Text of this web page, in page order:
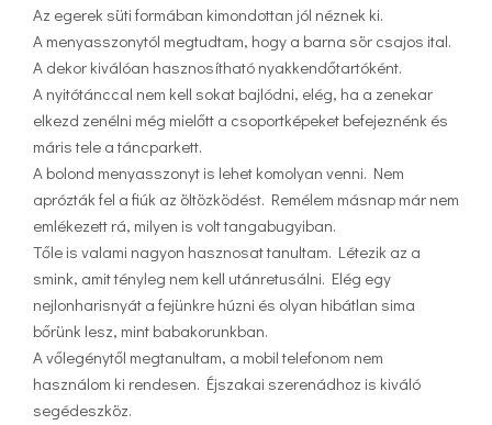
Az egerek süti formában kimondottan jól néznek ki.
A menyasszonytól megtudtam, hogy a barna sör csajos ital.
A dekor kiválóan hasznosítható nyakkendőtartóként.
A nyitótánccal nem kell sokat bajlódni, elég, ha a zenekar
elkezd zenélni még mielőtt a csoportképeket befejeznénk és
máris tele a táncparkett.
A bolond menyasszonyt is lehet komolyan venni. Nem
aprózták fel a fiúk az öltözködést. Remélem másnap már nem
emlékezett rá, milyen is volt tangabugyiban.
Tőle is valami nagyon hasznosat tanultam. Létezik az a
smink, amit tényleg nem kell utánretusálni. Elég egy
nejlonharisnyát a fejünkre húzni és olyan hibátlan sima
bőrünk lesz, mint babakorunkban.
A vőlegénytől megtanultam, a mobil telefonom nem
használom ki rendesen. Éjszakai szerenádhoz is kiváló
segédeszköz.